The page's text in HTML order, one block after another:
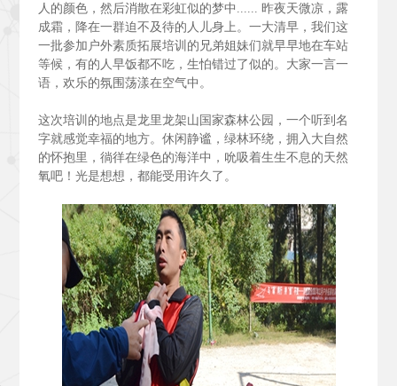
人的颜色，然后消散在彩虹似的梦中...... 昨夜天微凉，露
成霜，降在一群迫不及待的人儿身上。一大清早，我们这
一批参加户外素质拓展培训的兄弟姐妹们就早早地在车站
等候，有的人早饭都不吃，生怕错过了似的。大家一言一
语，欢乐的氛围荡漾在空气中。
这次培训的地点是龙里龙架山国家森林公园，一个听到名
字就感觉幸福的地方。休闲静谧，绿林环绕，拥入大自然
的怀抱里，徜徉在绿色的海洋中，吮吸着生生不息的天然
氧吧！光是想想，都能受用许久了。